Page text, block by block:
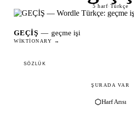
5 harf·Türkçe
GEÇIŞ — geçme işi
WIKTIONARY →
SÖZLÜK
ŞURADA VAR
Harf Arısı